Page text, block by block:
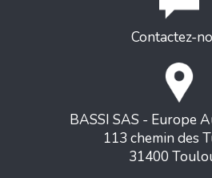
Contactez-
BASSI SAS - Europe
113 chemin des
31400